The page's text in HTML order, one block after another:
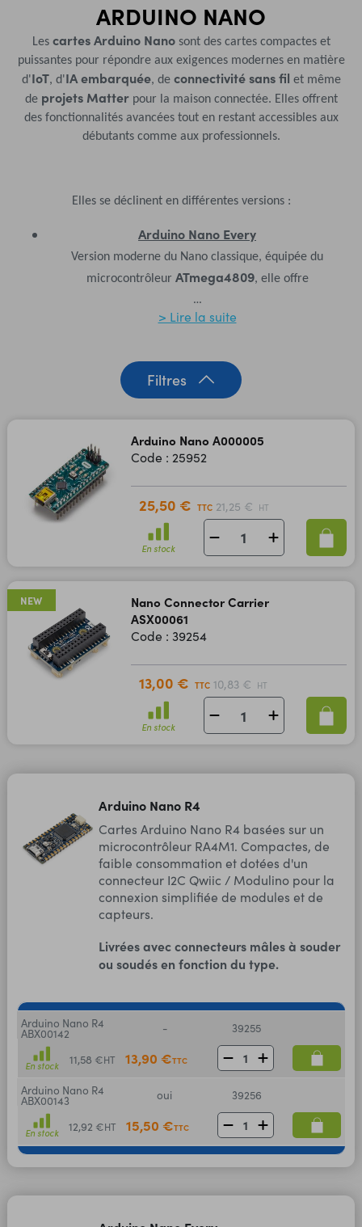
ARDUINO NANO
Les cartes Arduino Nano sont des cartes compactes et
puissantes pour répondre aux exigences modernes en matière
d'IoT, d'IA embarquée, de connectivité sans fil et même
de projets Matterpour la maison connectée. Elles offrent
des fonctionnalités avancées tout en restant accessibles aux
débutants comme aux professionnels.
Elles se déclinent en différentes versions :
Arduino Nano Every
Version moderne du Nano classique, équipée du
microcontrôleur ATmega4809, elle offre
…
> Lire la suite
Filtres
Arduino Nano A000005
Code : 25952
25,50 € TTC 21,25 € HT
En stock
NEW
Nano Connector Carrier
ASX00061
Code : 39254
13,00 € TTC 10,83 € HT
En stock
Arduino Nano R4
Cartes Arduino Nano R4 basées sur un
microcontrôleur RA4M1. Compactes, de
faible consommation et dotées d'un
connecteur I2C Qwiic / Modulino pour la
connexion simplifiée de modules et de
capteurs.
Livrées avec connecteurs mâles à souder
ou soudés en fonction du type.
Arduino Nano R4
ABX00142 - 39255
En stock 11,58 €HT 13,90 €TTC
Arduino Nano R4
ABX00143 oui 39256
En stock 12,92 €HT 15,50 €TTC